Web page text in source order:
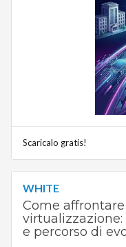
Scaricalo gratis!
WHITE
Come
e percorso di